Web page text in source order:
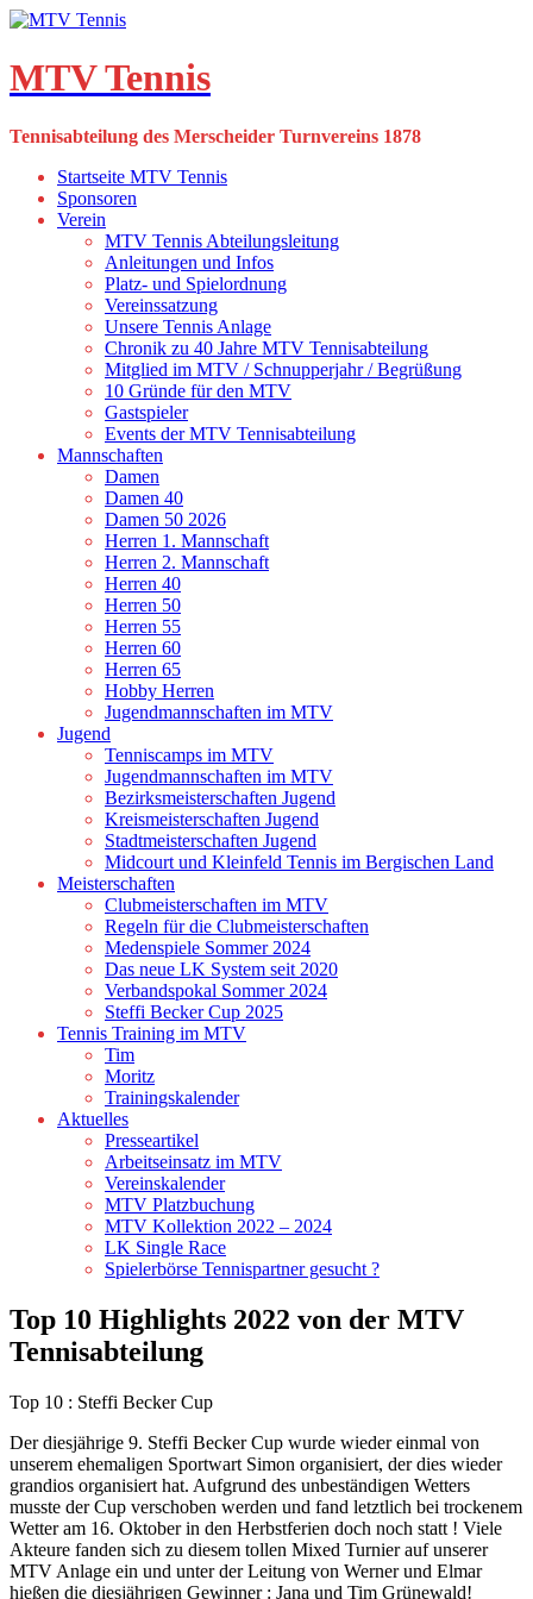
Skip
content
MTV Tennis
Tennisabteilung des Merscheider Turnvereins 1878
Startseite MTV Tennis
Sponsoren
Verein
MTV Tennis Abteilungsleitung
Anleitungen und Infos
Platz- und Spielordnung
Vereinssatzung
Unsere Tennis Anlage
Chronik zu 40 Jahre MTV Tennisabteilung
Mitglied im MTV / Schnupperjahr / Begrüßung
10 Gründe für den MTV
Gastspieler
Events der MTV Tennisabteilung
Mannschaften
Damen
Damen 40
Damen 50 2026
Herren 1. Mannschaft
Herren 2. Mannschaft
Herren 40
Herren 50
Herren 55
Herren 60
Herren 65
Hobby Herren
Jugendmannschaften im MTV
Jugend
Tenniscamps im MTV
Jugendmannschaften im MTV
Bezirksmeisterschaften Jugend
Kreismeisterschaften Jugend
Stadtmeisterschaften Jugend
Midcourt und Kleinfeld Tennis im Bergischen Land
Meisterschaften
Clubmeisterschaften im MTV
Regeln für die Clubmeisterschaften
Medenspiele Sommer 2024
Das neue LK System seit 2020
Verbandspokal Sommer 2024
Steffi Becker Cup 2025
Tennis Training im MTV
Tim
Moritz
Trainingskalender
Aktuelles
Presseartikel
Arbeitseinsatz im MTV
Vereinskalender
MTV Platzbuchung
MTV Kollektion 2022 – 2024
LK Single Race
Spielerbörse Tennispartner gesucht ?
Top 10 Highlights 2022 von der MTV
Tennisabteilung
Top 10 : Steffi Becker Cup
Der diesjährige 9. Steffi Becker Cup wurde wieder einmal von
unserem ehemaligen Sportwart Simon organisiert, der dies wieder
grandios organisiert hat. Aufgrund des unbeständigen Wetters
musste der Cup verschoben werden und fand letztlich bei trockenem
Wetter am 16. Oktober in den Herbstferien doch noch statt ! Viele
Akteure fanden sich zu diesem tollen Mixed Turnier auf unserer
MTV Anlage ein und unter der Leitung von Werner und Elmar
hießen die diesjährigen Gewinner : Jana und Tim Grünewald!